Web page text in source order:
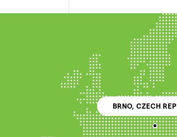
BRNO, CZECH